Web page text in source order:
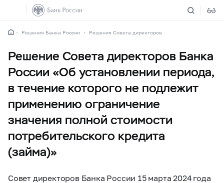
Решения Банка России Решения Совета директоров
Решение Совета директоров Банка
России «Об установлении периода,
в течение которого не подлежит
применению ограничение
значения полной стоимости
потребительского кредита
(займа)»
Совет директоров Банка России 15 марта 2024 года